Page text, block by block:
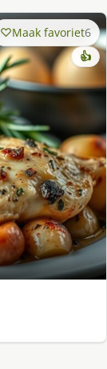
Maak favoriet6
👍